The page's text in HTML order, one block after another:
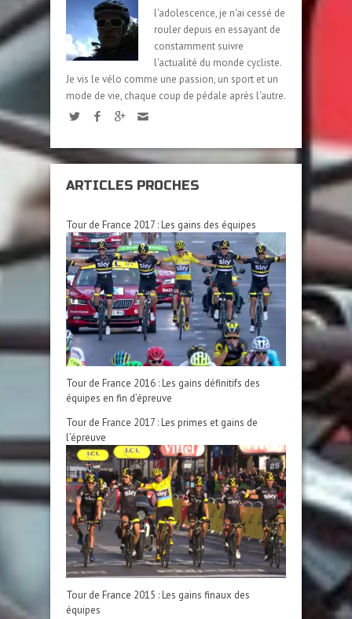
l'adolescence, je n'ai cessé de
rouler depuis en essayant de
constamment suivre
l'actualité du monde cycliste.
Je vis le vélo comme une passion, un sport et un
mode de vie, chaque coup de pédale après l'autre.
ARTICLES PROCHES
Tour de France 2017 : Les gains des équipes
Tour de France 2016 : Les gains définitifs des
équipes en fin d’épreuve
Tour de France 2017 : Les primes et gains de
l’épreuve
Tour de France 2015 : Les gains finaux des
équipes